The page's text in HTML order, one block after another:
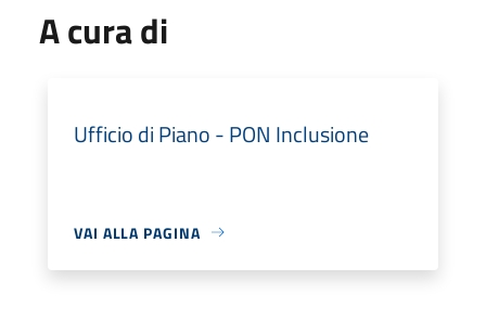
A cura di
Ufficio di Piano - PON Inclusione
VAI ALLA PAGINA